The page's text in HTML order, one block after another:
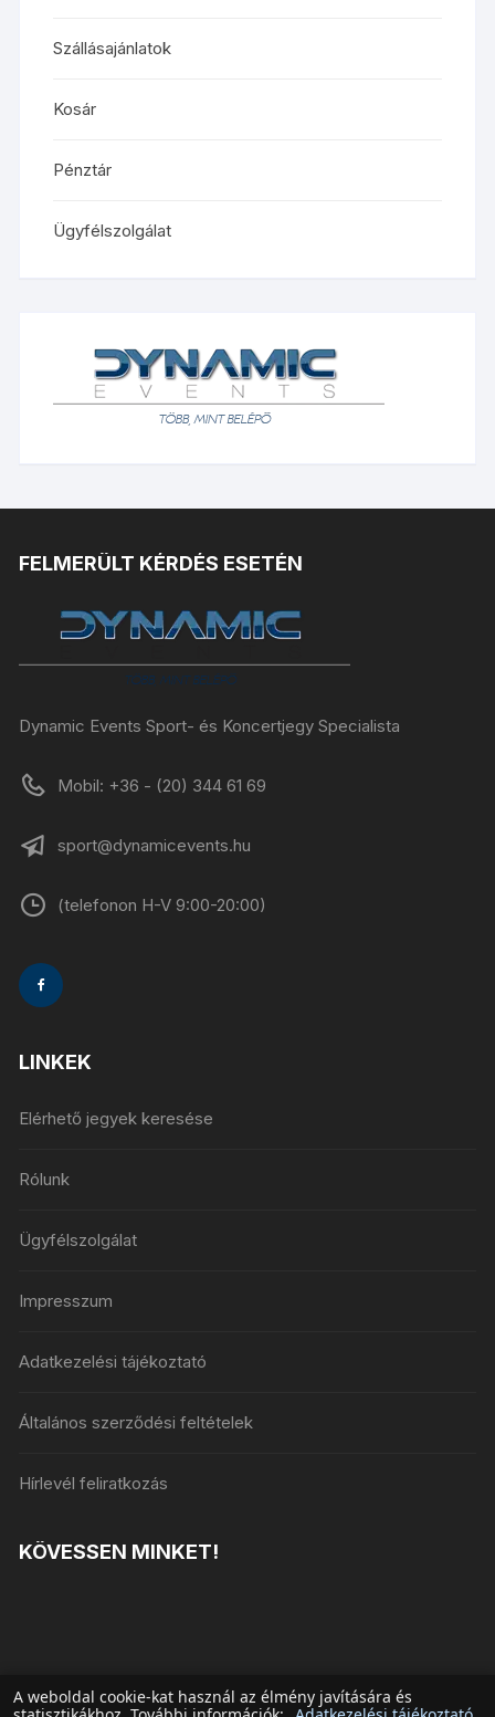
Szállásajánlatok
Kosár
Pénztár
Ügyfélszolgálat
FELMERÜLT KÉRDÉS ESETÉN
Dynamic Events Sport- és Koncertjegy Specialista
Mobil: +36 - (20) 344 61 69
sport@dynamicevents.hu
(telefonon H-V 9:00-20:00)
LINKEK
Elérhető jegyek keresése
Rólunk
Ügyfélszolgálat
Impresszum
Adatkezelési tájékoztató
Általános szerződési feltételek
Hírlevél feliratkozás
KÖVESSEN MINKET!
A weboldal cookie-kat használ az élmény javítására és